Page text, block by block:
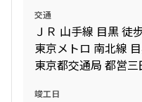
専有面積
交通
ＪＲ 山手線 目黒 徒
東京メトロ 南北線
東京都交通局 都営
竣工日